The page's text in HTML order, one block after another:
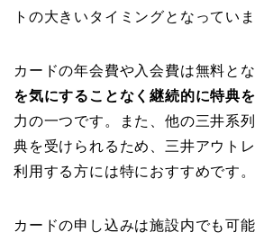
トの大きいタイミングとなっていま
カードの年会費や入会費は無料とな
を気にすることなく継続的に特典
力の一つです。また、他の三井系
典を受けられるため、三井アウト
利用する方には特におすすめです。
カードの申し込みは施設内でも可